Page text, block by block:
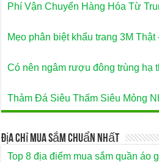
Phí Vận Chuyển Hàng Hóa Từ
Mẹo phân biệt khẩu trang 3M
Có nên ngâm rượu đông trùng hạ
Thảm Đá Siêu Thấm Siêu Mỏng
Địa Chỉ Mua Sắm Chuẩn Nhất
Top 8 địa điểm mua sắm quần áo